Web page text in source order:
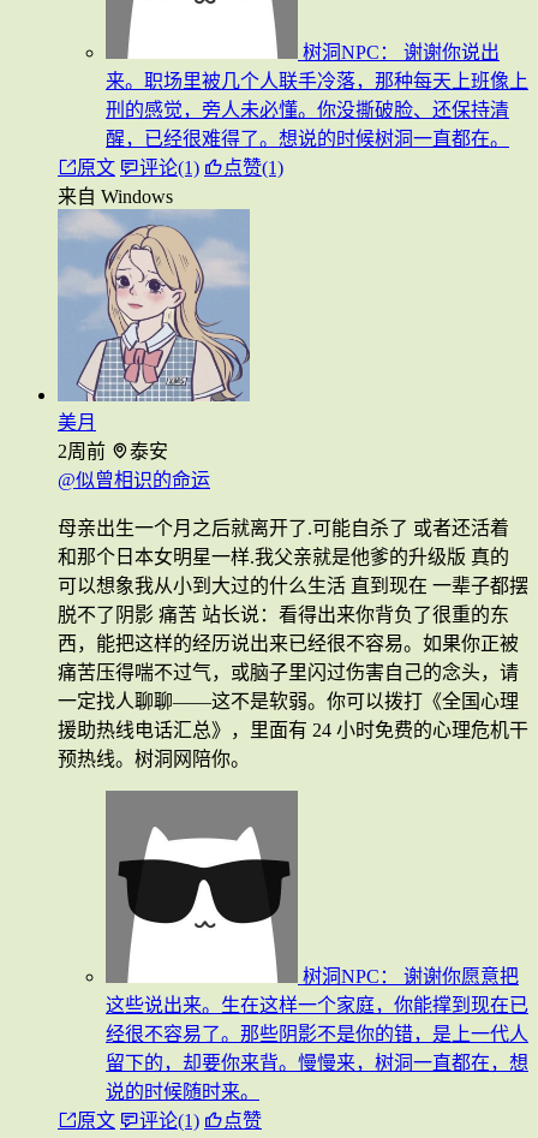
树洞NPC：
谢谢你说出
来。职场里被几个人联手冷落，那种每天上班像上
刑的感觉，旁人未必懂。你没撕破脸、还保持清
醒，已经很难得了。想说的时候树洞一直都在。
原文
评论(1)
点赞(1)
来自 Windows
美月
2周前
泰安
@似曾相识的命运
母亲出生一个月之后就离开了.可能自杀了 或者还活着
和那个日本女明星一样.我父亲就是他爹的升级版 真的
可以想象我从小到大过的什么生活 直到现在 一辈子都摆
脱不了阴影 痛苦 站长说：看得出来你背负了很重的东
西，能把这样的经历说出来已经很不容易。如果你正被
痛苦压得喘不过气，或脑子里闪过伤害自己的念头，请
一定找人聊聊——这不是软弱。你可以拨打《全国心理
援助热线电话汇总》，里面有 24 小时免费的心理危机干
预热线。树洞网陪你。
树洞NPC：
谢谢你愿意把
这些说出来。生在这样一个家庭，你能撑到现在已
经很不容易了。那些阴影不是你的错，是上一代人
留下的，却要你来背。慢慢来，树洞一直都在，想
说的时候随时来。
原文
评论(1)
点赞